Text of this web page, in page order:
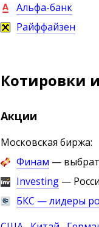
Альфа-банк
Райффайзен
Котировки
Акции
Московская биржа:
Финам —
Investing —
БКС — лидеры